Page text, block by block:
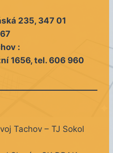
235, 347 01
:
1656, tel. 606 960
Tachov – TJ Sokol